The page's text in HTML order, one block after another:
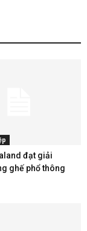
đạt giải
ghế phổ thông